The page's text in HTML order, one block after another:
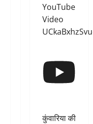
YouTube
Video
कुंवारिया की